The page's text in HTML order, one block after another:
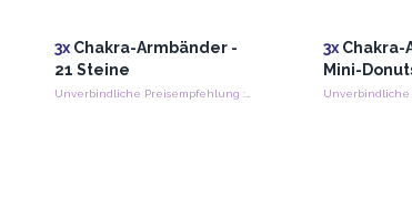
3xChakra-Armbänder -
21 Steine
Unverbindliche Preisempfehlung : €8.80/Stück
3x Chakra-
Mini-